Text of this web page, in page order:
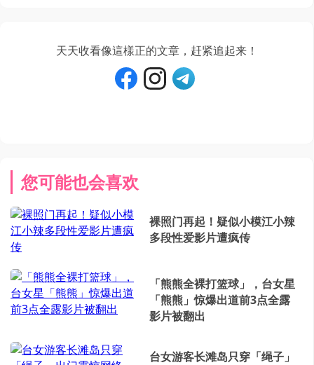
天天收看像這樣正的文章，赶紧追起来！
您可能也会喜欢
裸照门再起！疑似小模江小辣
多段性爱影片遭疯传
「熊熊全裸打篮球」，台女星
「熊熊」惊爆出道前3点全露
影片被翻出
台女游客长滩岛只穿「绳子」